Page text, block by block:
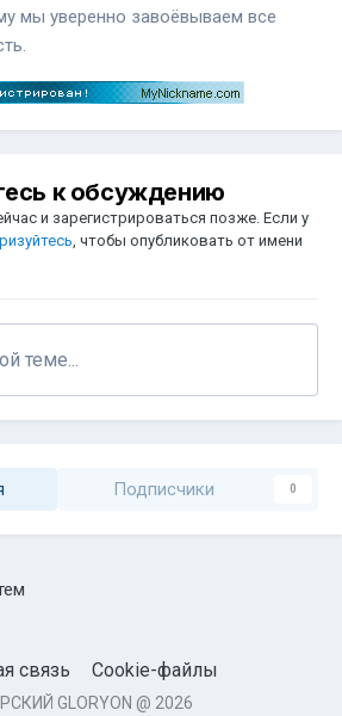
мы уверенно завоёвываем все
к обсуждению
и зарегистрироваться позже. Если у
, чтобы опубликовать от имени
теме...
Подписчики 0
связь Cookie-файлы
GLORYON @ 2026